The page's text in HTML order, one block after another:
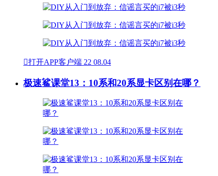
打开APP客户端 22 08.04
极速鲨课堂13：10系和20系显卡区别在哪？